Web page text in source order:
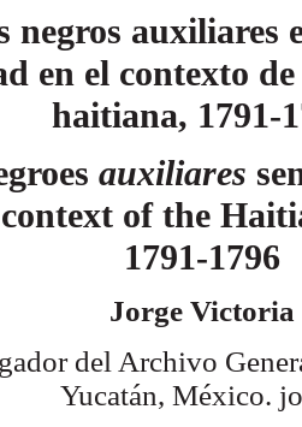
negros auxiliares
en el contexto
haitiana, 1791-
auxiliares
context of the
1791-1796
Jorge Victoria
del Archivo
Yucatán, México.